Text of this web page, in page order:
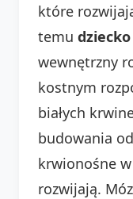
które
temu
wewnętrzny
kostnym
białych
budowania
krwionośne
rozwijają.